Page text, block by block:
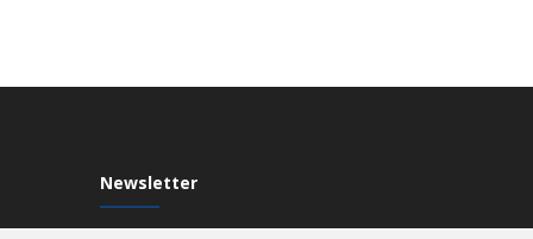
Newsletter